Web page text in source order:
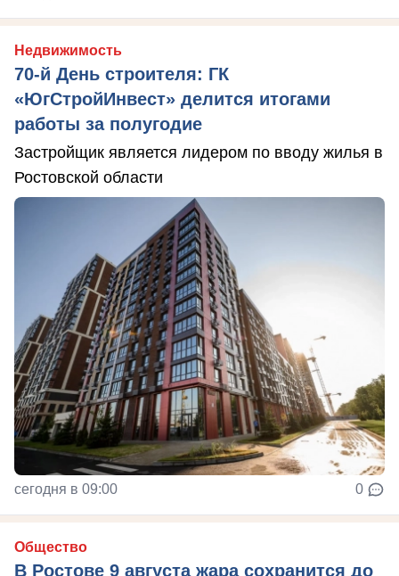
Недвижимость
70-й День строителя: ГК
«ЮгСтройИнвест» делится итогами
работы за полугодие
Застройщик является лидером по вводу жилья в
Ростовской области
сегодня в 09:00 0
Общество
В Ростове 9 августа жара сохранится до